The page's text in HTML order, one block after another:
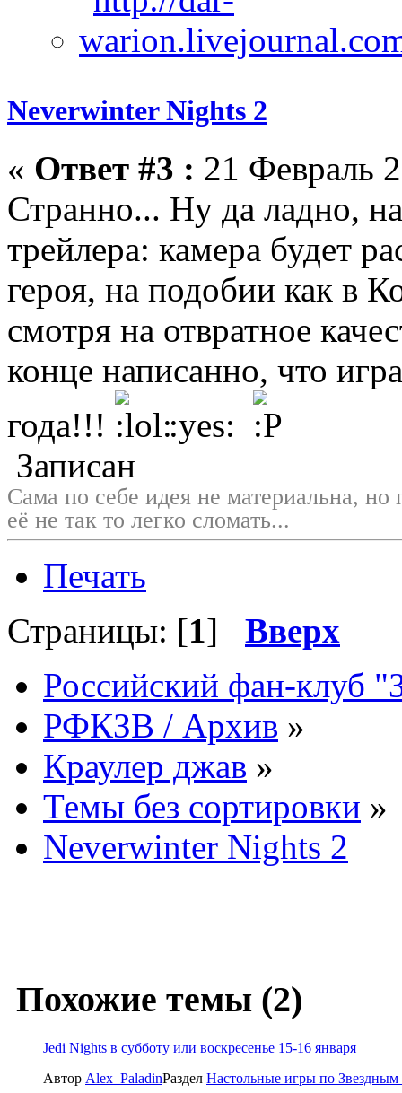
Neverwinter Nights 2
« Ответ #3 : 21 Февраль
Странно... Ну да ладно,
трейлера: камера будет
героя, на подобии как в
смотря на отвратное
конце написанно, что
года!!!
:yes:
Записан
Сама по себе идея не материальна,
её не так то легко сломать...
Печать
Страницы: [1] Вверх
Российский фан-клуб
РФКЗВ / Архив »
Краулер джав »
Темы без сортировки »
Neverwinter Nights 2
Похожие темы (2)
Jedi Nights в субботу или воскресенье 15-16 января
Автор Alex_PaladinРаздел Настольные игры по